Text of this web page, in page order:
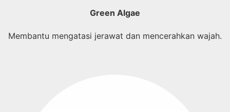
Green Algae
Membantu mengatasi jerawat dan mencerahkan wajah.